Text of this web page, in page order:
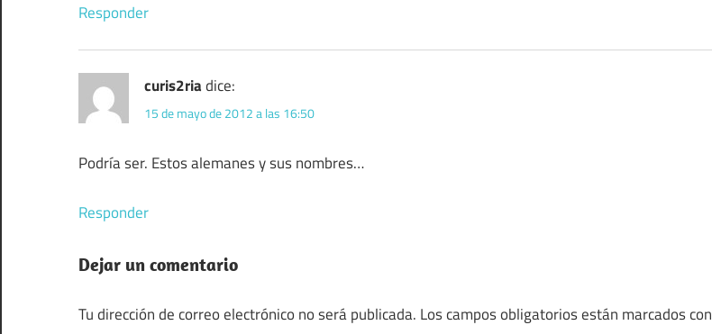
Responder
curis2riadice:
15 de mayo de 2012 a las 16:50
Podría ser. Estos alemanes y sus nombres…
Responder
Dejar un comentario
Tu dirección de correo electrónico no será publicada. Los campos obligatorios están marcados con